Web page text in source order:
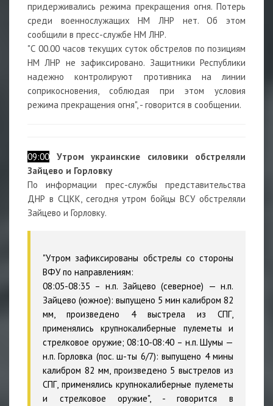
придерживались режима прекращения огня. Потерь
среди военнослужащих НМ ЛНР нет. Об этом
сообщили в пресс-службе НМ ЛНР.
"С 00.00 часов текущих суток обстрелов по позициям
НМ ЛНР не зафиксировано. Защитники Республики
надежно контролируют противника на линии
соприкосновения, соблюдая при этом условия
режима прекращения огня", - говорится в сообщении.
09:00
Утром украинские силовики обстреляли
Зайцево и Горловку
По информации прес-службы представительства
ДНР в СЦКК, сегодня утром бойцы ВСУ обстреляли
Зайцево и Горловку.
"Утром зафиксированы обстрелы со стороны
ВФУ по направлениям:
08:05-08:35 – н.п. Зайцево (северное) — н.п.
Зайцево (южное): выпущено 5 мин калибром 82
мм, произведено 4 выстрела из СПГ,
применялись крупнокалиберные пулеметы и
стрелковое оружие; 08:10-08:40 – н.п. Шумы —
н.п. Горловка (пос. ш-ты 6/7): выпущено 4 мины
калибром 82 мм, произведено 5 выстрелов из
СПГ, применялись крупнокалиберные пулеметы
и стрелковое оружие", - говорится в